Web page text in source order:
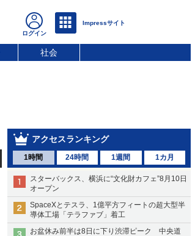
社会
アクセスランキング
1時間 24時間 1週間 1カ月
スターバックス、横浜に“文化財カフェ”8月10日
オープン
SpaceXとテスラ、1億平方フィートの超大型半
導体工場「テラファブ」着工
お盆休み前半は8日に下り渋滞ピーク 中央道